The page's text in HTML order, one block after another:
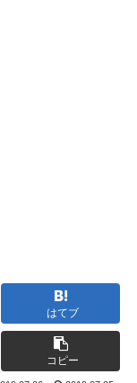
はてブ
コピー